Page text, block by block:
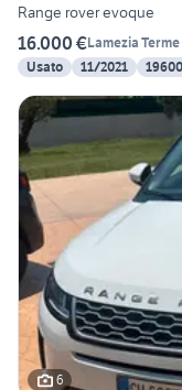
Range rover evoque
16.000 €Lamezia Terme
Usato
11/2021
6